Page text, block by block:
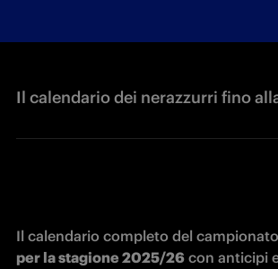
Il calendario dei nerazzurri fino
Il calendario completo del campionato
per la stagione 2025/26 con anticipi